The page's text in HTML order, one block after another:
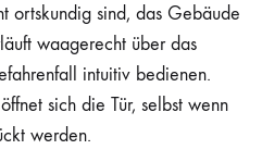
ortskundig sind, das Gebäude
waagerecht über das
intuitiv bedienen.
sich die Tür, selbst wenn
werden.